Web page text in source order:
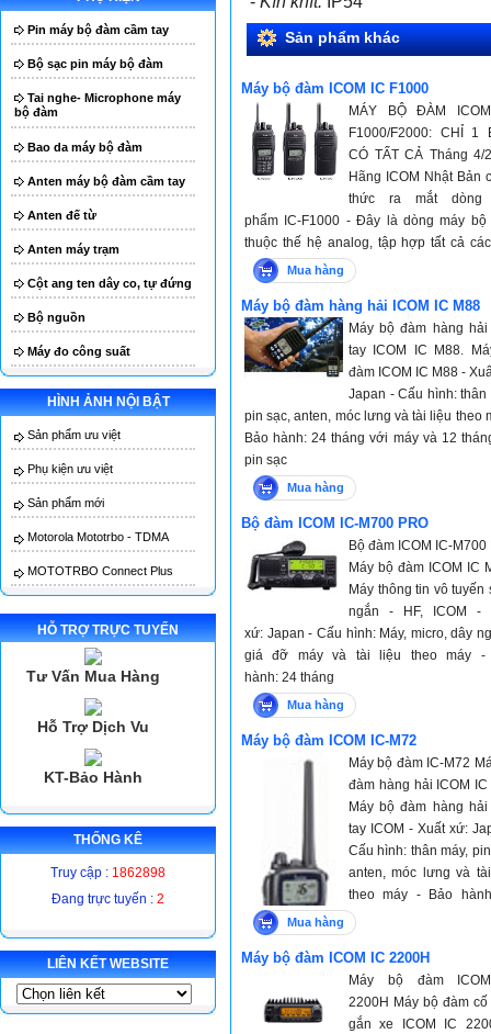
Pin máy bộ đàm cầm tay
Bộ sạc pin máy bộ đàm
Tai nghe- Microphone máy
bộ đàm
Bao da máy bộ đàm
Anten máy bộ đàm cầm tay
Anten đế từ
Anten máy trạm
Cột ang ten dây co, tự đứng
Bộ nguồn
Máy đo công suất
HÌNH ẢNH NỘI BẬT
Sản phẩm ưu việt
Phụ kiện ưu việt
Sản phẩm mới
Motorola Mototrbo - TDMA
MOTOTRBO Connect Plus
HỖ TRỢ TRỰC TUYẾN
Tư Vấn Mua Hàng
Hỗ Trợ Dịch Vu
KT-Bảo Hành
THỐNG KÊ
Truy cập : 1862898
Đang trực tuyến : 2
LIÊN KẾT WEBSITE
Sản phẩm khác
Máy bộ đàm ICOM IC F1000
MÁY BỘ ĐÀM
F1000/F2000: CHỈ 1
CÓ TẤT CẢ Tháng 4/
Hãng ICOM Nhật Bản
thức ra mắt dòng
phẩm IC-F1000 - Đây là dòng máy bộ
thuộc thế hệ analog, tập hợp tất cả
năng nổi bật nhất của các dòng máy
ICOM IC-F1000 có kích thước nhỏ
mỏng, với độ dày chỉ 24,5mm, mỏng
nhiều so với các dòng sản phẩm trước
khả năng chống bụi và nước nổi trội
đương với chuẩn IP67, chịu được độ
nước trong vòng 30 phút và cấu
chắc, cứng cáp, kín bụi nên có thể ngăn
sự xâm nhập của các hạt bụi cực
bùn và những vật thể khác
Mua hàng
Máy bộ đàm hàng hải ICOM IC M88
Máy bộ đàm hàng hải
tay ICOM IC M88.
đàm ICOM IC M88 -
Japan - Cấu hình: thân
pin sạc, anten, móc lưng và tài liệu theo
Bảo hành: 24 tháng với máy và 12
pin sạc
Mua hàng
Bộ đàm ICOM IC-M700 PRO
Bộ đàm ICOM IC-M700
Máy bộ đàm ICOM IC
Máy thông tin vô tuyến
ngắn - HF, ICOM -
xứ: Japan - Cấu hình: Máy, micro, dây
giá đỡ máy và tài liệu theo máy -
hành: 24 tháng
Mua hàng
Máy bộ đàm ICOM IC-M72
Máy bộ đàm IC-M72
đàm hàng hải ICOM IC
Máy bộ đàm hàng hải
tay ICOM - Xuất xứ:
Cấu hình: thân máy,
anten, móc lưng và
theo máy - Bảo
tháng với máy và 12
với pin sạc
Mua hàng
Máy bộ đàm ICOM IC 2200H
Máy bộ đàm
2200H Máy bộ đàm
gắn xe ICOM IC